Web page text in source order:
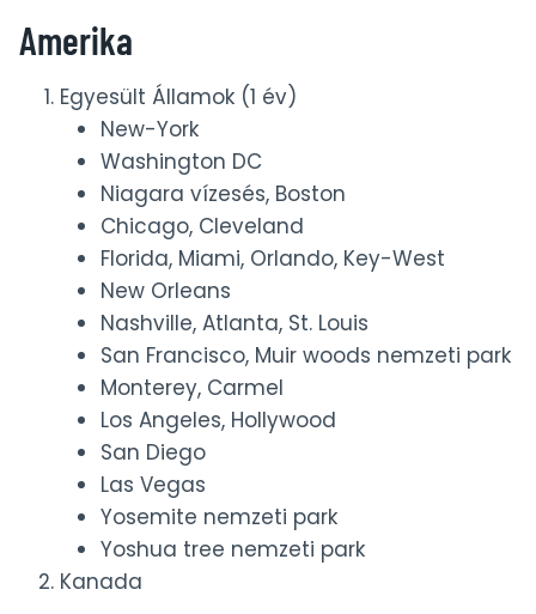
Amerika
Egyesült Államok (1 év)
New-York
Washington DC
Niagara vízesés, Boston
Chicago, Cleveland
Florida, Miami, Orlando, Key-West
New Orleans
Nashville, Atlanta, St. Louis
San Francisco, Muir woods nemzeti park
Monterey, Carmel
Los Angeles, Hollywood
San Diego
Las Vegas
Yosemite nemzeti park
Yoshua tree nemzeti park
Kanada